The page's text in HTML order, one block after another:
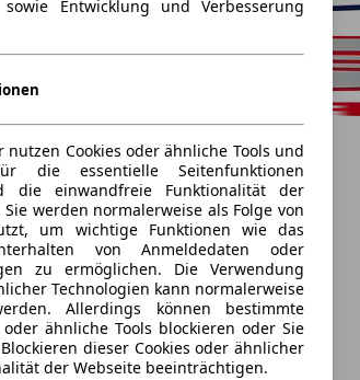
Entwicklung und Verbesserung
nutzen Cookies oder ähnliche Tools und
die essentielle Seitenfunktionen
die einwandfreie Funktionalität der
werden normalerweise als Folge von
um wichtige Funktionen wie das
von Anmeldedaten oder
zu ermöglichen. Die Verwendung
Technologien kann normalerweise
Allerdings können bestimmte
oder ähnliche Tools blockieren oder Sie
dieser Cookies oder ähnlicher
der Webseite beeinträchtigen.